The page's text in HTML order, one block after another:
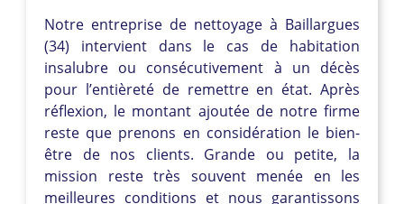
Notre entreprise de nettoyage à Baillargues
(34) intervient dans le cas de habitation
insalubre ou consécutivement à un décès
pour l’entièreté de remettre en état. Après
réflexion, le montant ajoutée de notre firme
reste que prenons en considération le bien-
être de nos clients. Grande ou petite, la
mission reste très souvent menée en les
meilleures conditions et nous garantissons